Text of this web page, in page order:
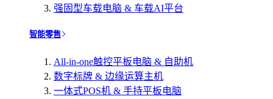
强固型车载电脑 & 车载AI平台
智能零售
All-in-one触控平板电脑 & 自助机
数字标牌 & 边缘运算主机
一体式POS机 & 手持平板电脑